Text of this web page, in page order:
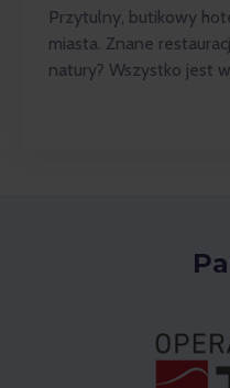
Przytulny, butikowy
miasta. Znane
natury? Wszystko jest